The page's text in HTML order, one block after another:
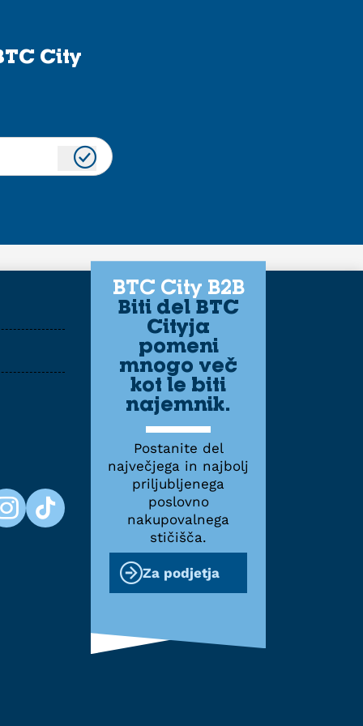
City
BTC City B2B
Biti del BTC
Cityja
pomeni
mnogo več
kot le biti
najemnik.
Postanite del
največjega in najbolj
priljubljenega
poslovno
nakupovalnega
stičišča.
Za podjetja